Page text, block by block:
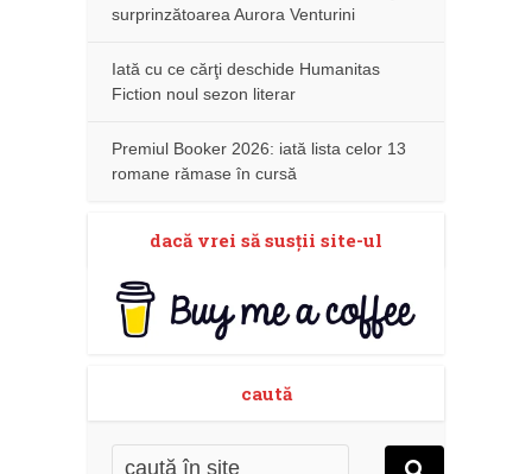
surprinzătoarea Aurora Venturini
Iată cu ce cărţi deschide Humanitas
Fiction noul sezon literar
Premiul Booker 2026: iată lista celor 13
romane rămase în cursă
dacă vrei să susţii site-ul
caută